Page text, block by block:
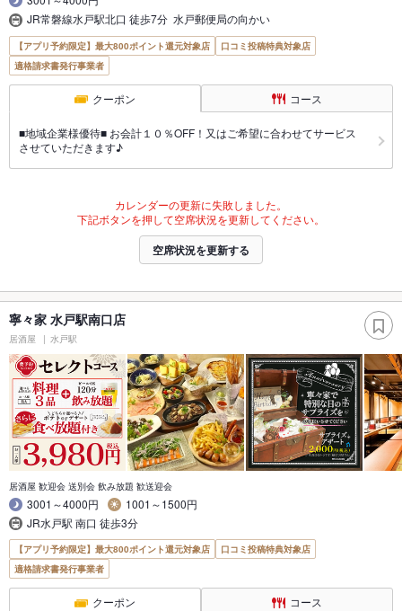
JR常磐線水戸駅北口 徒歩7分 水戸郵便局の向かい
【アプリ予約限定】最大800ポイント還元対象店
口コミ投稿特典対象店
適格請求書発行事業者
クーポン コース
■地域企業様優待■ お会計１０％OFF！又はご希望に合わせてサービス
させていただきます♪
カレンダーの更新に失敗しました。
下記ボタンを押して空席状況を更新してください。
空席状況を更新する
寧々家 水戸駅南口店
居酒屋 水戸駅
居酒屋 歓迎会 送別会 飲み放題 歓送迎会
3001～4000円
1001～1500円
JR水戸駅 南口 徒歩3分
【アプリ予約限定】最大800ポイント還元対象店
口コミ投稿特典対象店
適格請求書発行事業者
クーポン コース